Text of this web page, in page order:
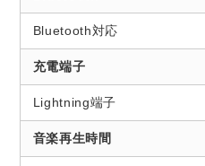
Bluetooth対応
充電端子
Lightning端子
音楽再生時間